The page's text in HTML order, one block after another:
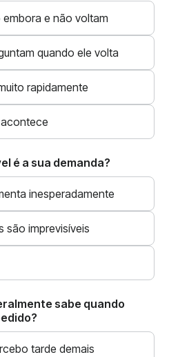
e não voltam
quando ele volta
rapidamente
é a sua demanda?
inesperadamente
são imprevisíveis
sabe quando
tarde demais